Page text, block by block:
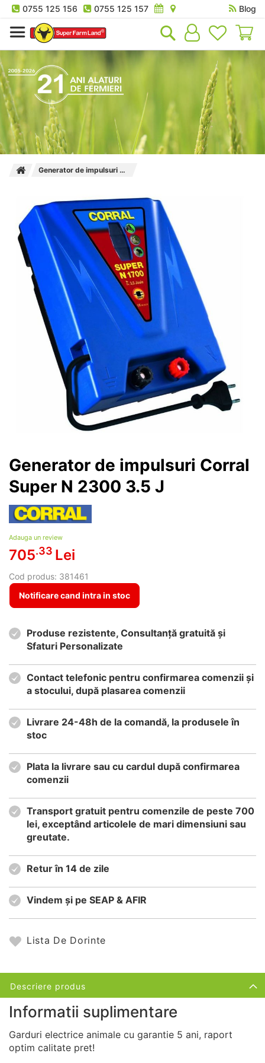
0755 125 156 0755 125 157
Blog
Generator de impulsuri Corral Super N 2300 3.5 J
Generator de impulsuri Corral
Super N 2300 3.5 J
Adauga un review
705.33 Lei
Cod produs: 381461
Notificare cand intra in stoc
Produse rezistente, Consultanță gratuită și
Sfaturi Personalizate
Contact telefonic pentru confirmarea comenzii și
a stocului, după plasarea comenzii
Livrare 24-48h de la comandă, la produsele în
stoc
Plata la livrare sau cu cardul după confirmarea
comenzii
Transport gratuit pentru comenzile de peste 700
lei, exceptând articolele de mari dimensiuni sau
greutate.
Retur în 14 de zile
Vindem și pe SEAP & AFIR
Lista De Dorinte
Descriere produs
Informatii suplimentare
Garduri electrice animale cu garantie 5 ani, raport
optim calitate pret!